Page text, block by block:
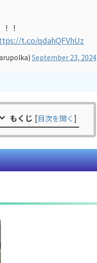
！
t.co/qdahQFVhUz
September 23, 2024
もくじ [目次を開く]